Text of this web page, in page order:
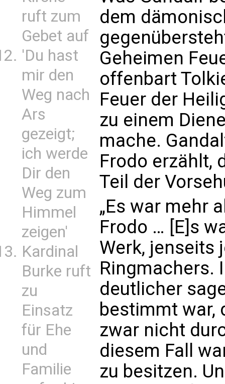
ruft zum
Gebet auf
'Du hast
mir den
Weg nach
Ars
gezeigt;
ich werde
Dir den
Weg zum
Himmel
zeigen'
Kardinal
Burke ruft
zu
Einsatz
für Ehe
und
Familie
dem
Geheimen
offenbart
Feuer der
zu einem
mache.
Frodo erzählt,
Teil der
„Es war mehr
Frodo … [E]s
Werk, jenseits
Ringmachers.
deutlicher
bestimmt war,
zwar nicht
diesem Fall
zu besitzen.